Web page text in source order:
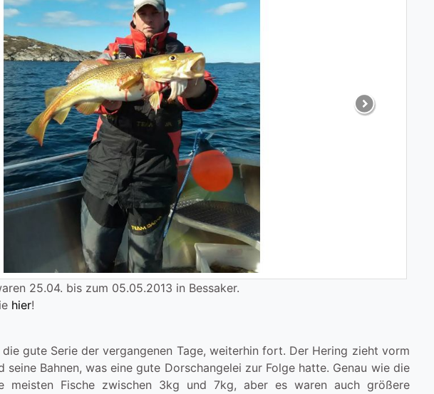
Next
25.04. bis zum 05.05.2013 in Bessaker.
hier!
gute Serie der vergangenen Tage, weiterhin fort. Der Hering zieht vorm
seine Bahnen, was eine gute Dorschangelei zur Folge hatte. Genau wie die
meisten Fische zwischen 3kg und 7kg, aber es waren auch größere